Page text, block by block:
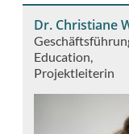
Dr. Christiane
Education
Projektleiterin